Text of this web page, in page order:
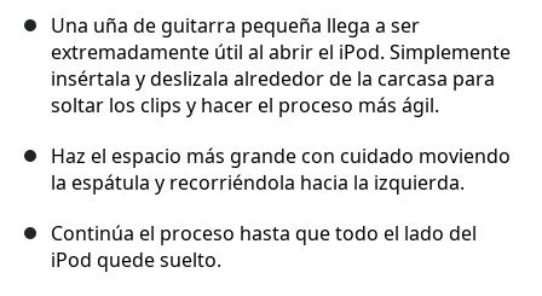
Una uña de guitarra pequeña llega a ser
extremadamente útil al abrir el iPod. Simplemente
insértala y deslizala alrededor de la carcasa para
soltar los clips y hacer el proceso más ágil.
Haz el espacio más grande con cuidado moviendo
la espátula y recorriéndola hacia la izquierda.
Continúa el proceso hasta que todo el lado del
iPod quede suelto.